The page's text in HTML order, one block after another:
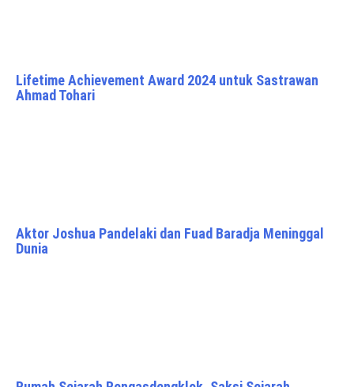
Lifetime Achievement Award 2024 untuk Sastrawan
Ahmad Tohari
Aktor Joshua Pandelaki dan Fuad Baradja Meninggal
Dunia